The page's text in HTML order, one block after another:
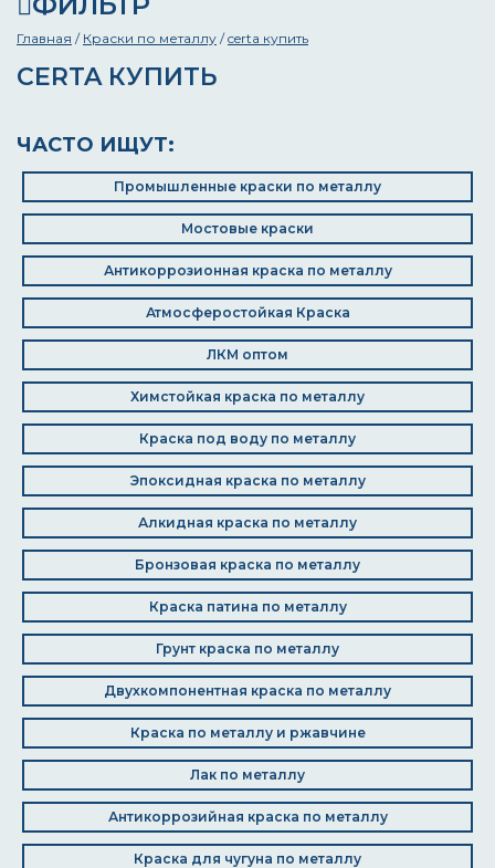
Главная / Краски по металлу /certa купить
CERTA КУПИТЬ
ЧАСТО ИЩУТ:
Промышленные краски по металлу
Мостовые краски
Антикоррозионная краска по металлу
Атмосферостойкая Краска
ЛКМ оптом
Химстойкая краска по металлу
Краска под воду по металлу
Эпоксидная краска по металлу
Алкидная краска по металлу
Бронзовая краска по металлу
Краска патина по металлу
Грунт краска по металлу
Двухкомпонентная краска по металлу
Краска по металлу и ржавчине
Лак по металлу
Антикоррозийная краска по металлу
Краска для чугуна по металлу